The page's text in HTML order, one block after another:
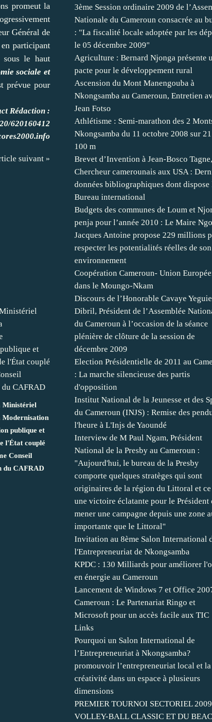
promeut la
Général de
participant
sous le haut
sociale et
prévue pour
Rédaction :
620160412
suivant »
Ministériel
Modernisation
publique et
l'État couplé
Conseil
du CAFRAD
3ème Session ordinaire 2009 de
Nationale du Cameroun consacrée au
: "La fiscalité locale adoptée par les
le 05 décembre 2009"
Agriculture : Bernard Njonga présente
pacte pour le développement rural
Ascension du Mont Manengouba à
Nkongsamba au Cameroun, Entretien
Jean Fotso
Athlétisme : Semi-marathon des 2
Nkongsamba du 11 octobre 2008 sur
100 m
Brevet d’Invention à Jean-Bosco Tagne,
Chercheur camerounais aux USA :
données bibliographiques dont dispose
Bureau international
Budgets des communes de Loum et
penja pour l’année 2010 : Le Maire
Jacques Antoine propose 229 millions
respecter les potentialités réelles de son
environnement
Coopération Cameroun- Union
dans le Moungo-Nkam
Discours de l’Honorable Cavaye Yeguie
Dibril, Président de l’Assemblée
du Cameroun à l’occasion de la séance
plénière de clôture de la session de
décembre 2009
Election Présidentielle de 2011 au
: La marche silencieuse des partis
d'opposition
Institut National de la Jeunesse et des
du Cameroun (INJS) : Remise des
l'heure à L'Injs de Yaoundé
Interview de M Paul Ngam, Président
National de la Presby au Cameroun :
"Aujourd'hui, le bureau de la Presby
comporte quelques stratèges qui sont
originaires de la région du Littoral et ce
une victoire éclatante pour le Président
mener une campagne depuis une zone
importante que le Littoral"
Invitation au 8ème Salon International
l'Entrepreneuriat de Nkongsamba
KPDC : 130 Milliards pour améliorer
en énergie au Cameroun
Lancement de Windows 7 et Office
Cameroun : Le Partenariat Ringo et
Microsoft pour un accès facile aux TIC
Links
Pourquoi un Salon International de
l’Entrepreneuriat à Nkongsamba?
promouvoir l’entrepreneuriat local et la
créativité dans un espace à plusieurs
dimensions
PREMIER TOURNOI SECTORIEL
VOLLEY-BALL CLASSIC ET DU